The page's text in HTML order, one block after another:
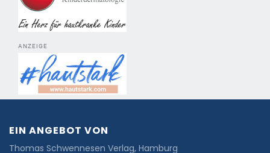
ANZEIGE
EIN ANGEBOT VON
Thomas Schwennesen Verlag, Hamburg